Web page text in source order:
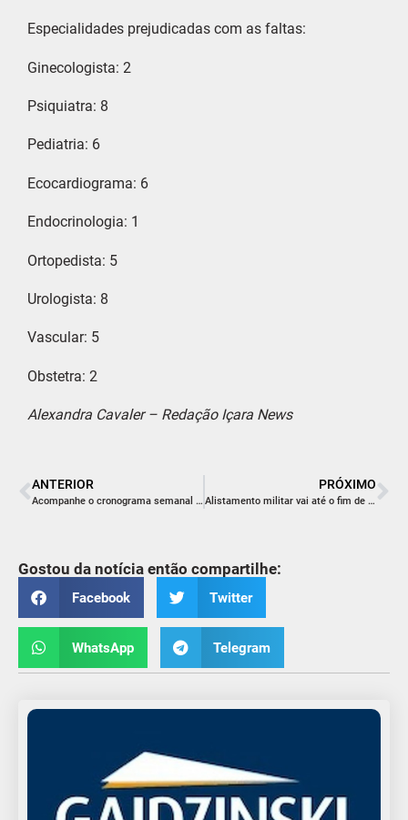
Especialidades prejudicadas com as faltas:
Ginecologista: 2
Psiquiatra: 8
Pediatria: 6
Ecocardiograma: 6
Endocrinologia: 1
Ortopedista: 5
Urologista: 8
Vascular: 5
Obstetra: 2
Alexandra Cavaler – Redação Içara News
ANTERIOR
Acompanhe o cronograma semanal de obras na BR-101 Sul
PRÓXIMO
Alistamento militar vai até o fim de junho
Gostou da notícia então compartilhe:
Facebook Twitter
WhatsApp Telegram